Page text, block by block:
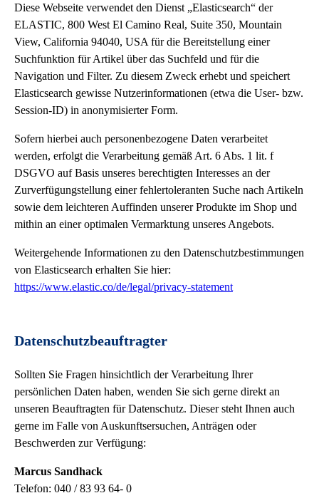
Diese Webseite verwendet den Dienst „Elasticsearch“ der
ELASTIC, 800 West El Camino Real, Suite 350, Mountain
View, California 94040, USA für die Bereitstellung einer
Suchfunktion für Artikel über das Suchfeld und für die
Navigation und Filter. Zu diesem Zweck erhebt und speichert
Elasticsearch gewisse Nutzerinformationen (etwa die User- bzw.
Session-ID) in anonymisierter Form.
Sofern hierbei auch personenbezogene Daten verarbeitet
werden, erfolgt die Verarbeitung gemäß Art. 6 Abs. 1 lit. f
DSGVO auf Basis unseres berechtigten Interesses an der
Zurverfügungstellung einer fehlertoleranten Suche nach Artikeln
sowie dem leichteren Auffinden unserer Produkte im Shop und
mithin an einer optimalen Vermarktung unseres Angebots.
Weitergehende Informationen zu den Datenschutzbestimmungen
von Elasticsearch erhalten Sie hier:
https://www.elastic.co/de/legal/privacy-statement
Datenschutzbeauftragter
Sollten Sie Fragen hinsichtlich der Verarbeitung Ihrer
persönlichen Daten haben, wenden Sie sich gerne direkt an
unseren Beauftragten für Datenschutz. Dieser steht Ihnen auch
gerne im Falle von Auskunftsersuchen, Anträgen oder
Beschwerden zur Verfügung:
Marcus Sandhack
Telefon: 040 / 83 93 64- 0